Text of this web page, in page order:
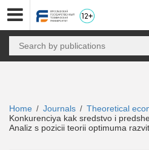
Home / Journals / Theoretical
Konkurenciya kak sredstvo i
Analiz s pozicii teorii optimuma